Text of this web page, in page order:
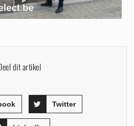
dit artikel
Twitter